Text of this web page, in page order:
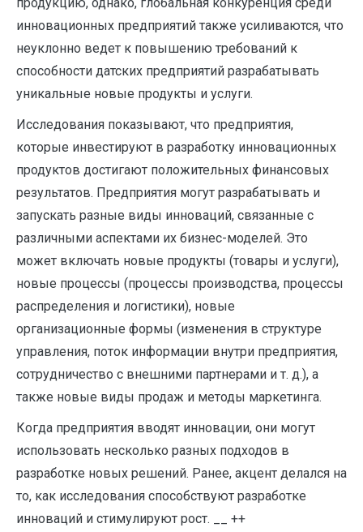
инновационных предприятий также усиливаются, что
неуклонно ведет к повышению требований к
способности датских предприятий разрабатывать
уникальные новые продукты и услуги.
Исследования показывают, что предприятия,
которые инвестируют в разработку инновационных
продуктов достигают положительных финансовых
результатов. Предприятия могут разрабатывать и
запускать разные виды инноваций, связанные с
различными аспектами их бизнес-моделей. Это
может включать новые продукты (товары и услуги),
новые процессы (процессы производства, процессы
распределения и логистики), новые
организационные формы (изменения в структуре
управления, поток информации внутри предприятия,
сотрудничество с внешними партнерами и т. д.), а
также новые виды продаж и методы маркетинга.
Когда предприятия вводят инновации, они могут
использовать несколько разных подходов в
разработке новых решений. Ранее, акцент делался на
то, как исследования способствуют разработке
инноваций и стимулируют рост. __ ++